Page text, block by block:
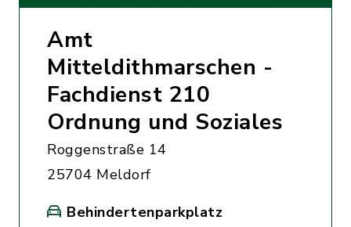
Amt
Mitteldithmarschen -
Fachdienst 210
Ordnung und Soziales
Roggenstraße 14
25704 Meldorf
Behindertenparkplatz